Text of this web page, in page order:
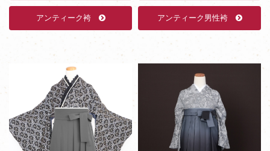
年
アンティーク袴 アンティーク男性袴